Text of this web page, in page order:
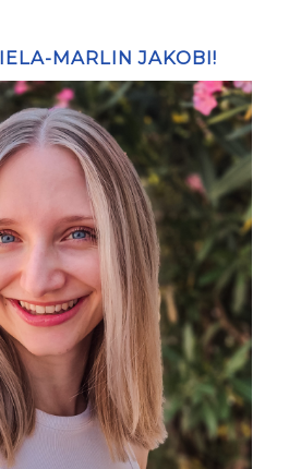
MARLIN JAKOBI!